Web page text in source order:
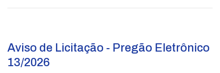
Aviso de Licitação - Pregão Eletrônico
13/2026